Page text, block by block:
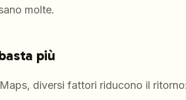
molte.
più
diversi fattori riducono il ritorno: